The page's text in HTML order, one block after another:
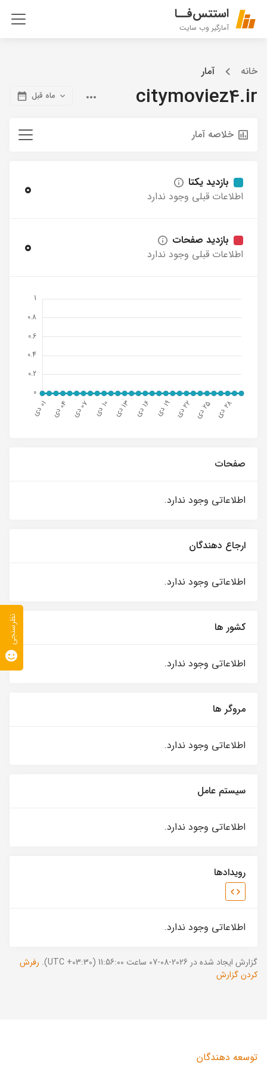
استتس‌فــا
آمارگیر وب سایت
خانه آمار
citymoviez4.ir ماه قبل
خلاصه آمار
بازدید یکتا
اطلاعات قبلی وجود ندارد
0
بازدید صفحات
اطلاعات قبلی وجود ندارد
0
صفحات
اطلاعاتی وجود ندارد.
ارجاع دهندگان
اطلاعاتی وجود ندارد.
کشور ها
اطلاعاتی وجود ندارد.
مروگر ها
اطلاعاتی وجود ندارد.
سیستم عامل
اطلاعاتی وجود ندارد.
رویدادها
اطلاعاتی وجود ندارد.
گزارش ایجاد شده در 2026-08-07 ساعت 11:56:00 (UTC +03:30).
رفرش
کردن گزارش
توسعه دهندگان
نظرسنجی